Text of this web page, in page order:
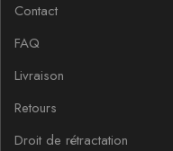
Contact
FAQ
Livraison
Retours
Droit de rétractation